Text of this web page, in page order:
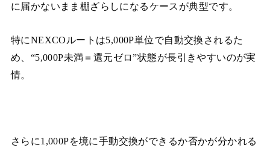
に届かないまま棚ざらしになるケースが典型です。
特にNEXCOルートは5,000P単位で自動交換されるた
め、“5,000P未満＝還元ゼロ”状態が長引きやすいのが実
情。
さらに1,000Pを境に手動交換ができるか否かが分かれる